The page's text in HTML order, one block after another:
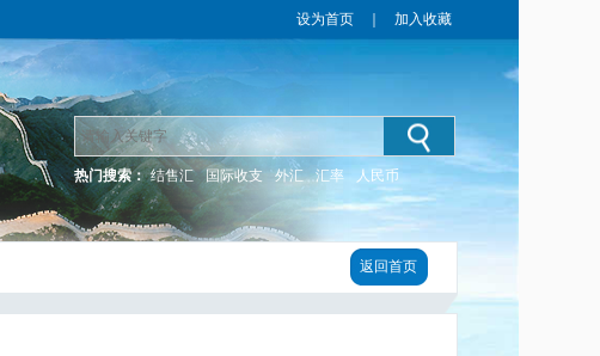
设为首页 加入收藏
热门搜索： 结售汇 国际收支 外汇 汇率 人民币
返回首页